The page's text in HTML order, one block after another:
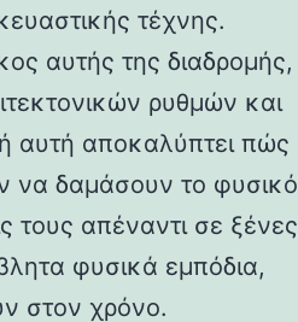
τέχνης.
αυτής της διαδρομής,
ρυθμών και
αυτή αποκαλύπτει πώς
να δαμάσουν το φυσικό
τους απέναντι σε ξένες
φυσικά εμπόδια,
στον χρόνο.